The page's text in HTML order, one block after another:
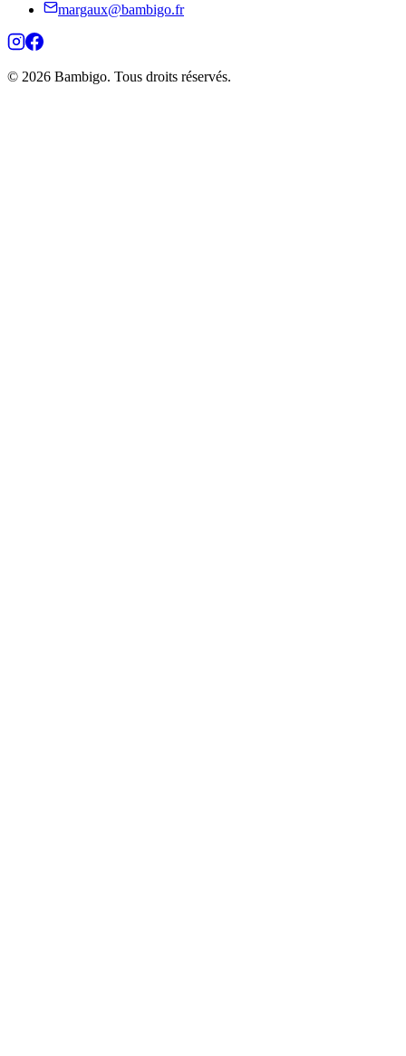
margaux@bambigo.fr
© 2026 Bambigo. Tous droits réservés.